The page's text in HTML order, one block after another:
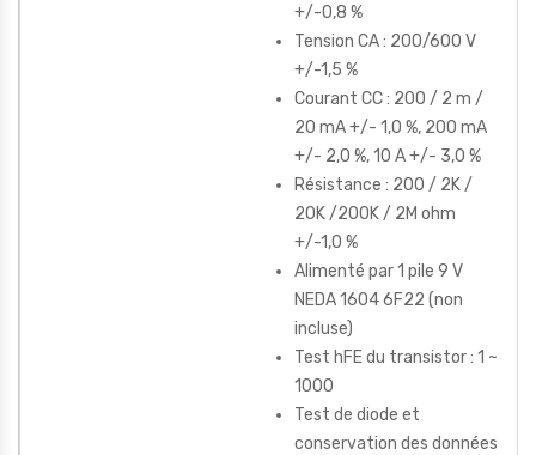
+/-0,8 %
Tension CA : 200/600 V
+/-1,5 %
Courant CC : 200 / 2 m /
20 mA +/- 1,0 %, 200 mA
+/- 2,0 %, 10 A +/- 3,0 %
Résistance : 200 / 2K /
20K /200K / 2M ohm
+/-1,0 %
Alimenté par 1 pile 9 V
NEDA 1604 6F22 (non
incluse)
Test hFE du transistor : 1 ~
1000
Test de diode et
conservation des données